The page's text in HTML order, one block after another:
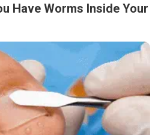
Have Worms Inside Your